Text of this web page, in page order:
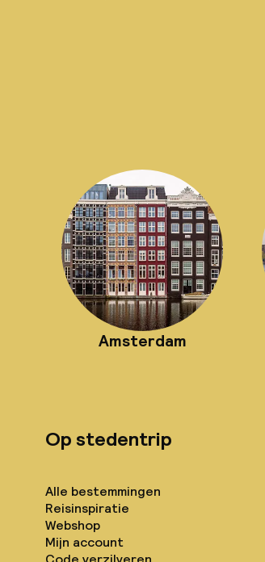
Amsterdam
Op stedentrip
Alle bestemmingen
Reisinspiratie
Webshop
Mijn account